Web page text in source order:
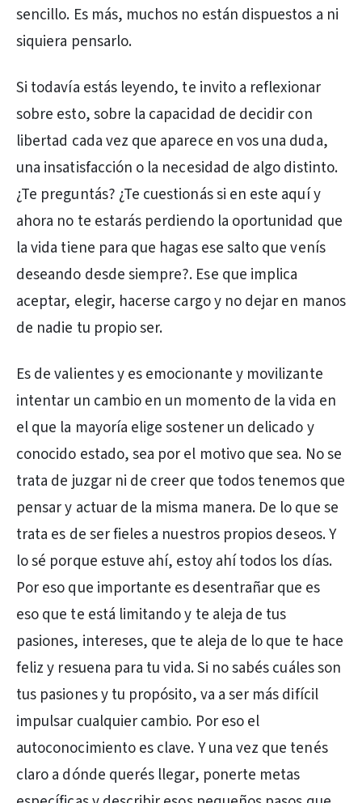
sencillo. Es más, muchos no están dispuestos a ni
siquiera pensarlo.
Si todavía estás leyendo, te invito a reflexionar
sobre esto, sobre la capacidad de decidir con
libertad cada vez que aparece en vos una duda,
una insatisfacción o la necesidad de algo distinto.
¿Te preguntás? ¿Te cuestionás si en este aquí y
ahora no te estarás perdiendo la oportunidad que
la vida tiene para que hagas ese salto que venís
deseando desde siempre?. Ese que implica
aceptar, elegir, hacerse cargo y no dejar en manos
de nadie tu propio ser.
Es de valientes y es emocionante y movilizante
intentar un cambio en un momento de la vida en
el que la mayoría elige sostener un delicado y
conocido estado, sea por el motivo que sea. No se
trata de juzgar ni de creer que todos tenemos que
pensar y actuar de la misma manera. De lo que se
trata es de ser fieles a nuestros propios deseos. Y
lo sé porque estuve ahí, estoy ahí todos los días.
Por eso que importante es desentrañar que es
eso que te está limitando y te aleja de tus
pasiones, intereses, que te aleja de lo que te hace
feliz y resuena para tu vida. Si no sabés cuáles son
tus pasiones y tu propósito, va a ser más difícil
impulsar cualquier cambio. Por eso el
autoconocimiento es clave. Y una vez que tenés
claro a dónde querés llegar, ponerte metas